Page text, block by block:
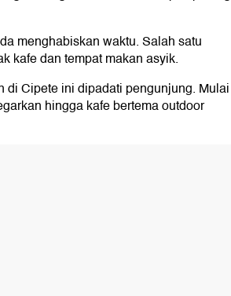
menghabiskan waktu. Salah satu
kafe dan tempat makan asyik.
di Cipete ini dipadati pengunjung. Mulai
hingga kafe bertema outdoor